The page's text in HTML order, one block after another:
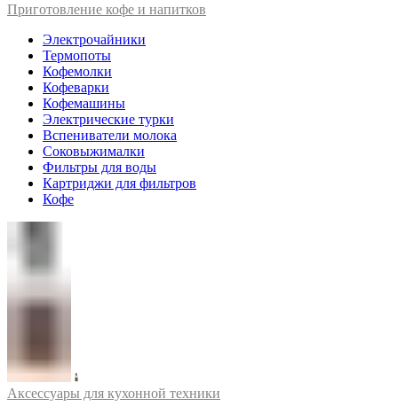
Приготовление кофе и напитков
Электрочайники
Термопоты
Кофемолки
Кофеварки
Кофемашины
Электрические турки
Вспениватели молока
Соковыжималки
Фильтры для воды
Картриджи для фильтров
Кофе
Аксессуары для кухонной техники